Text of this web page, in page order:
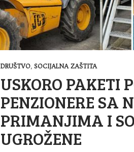
DRUŠTVO, SOCIJALNA ZAŠTITA
USKORO PAKETI
PENZIONERE SA
PRIMANJIMA I
UGROŽENE